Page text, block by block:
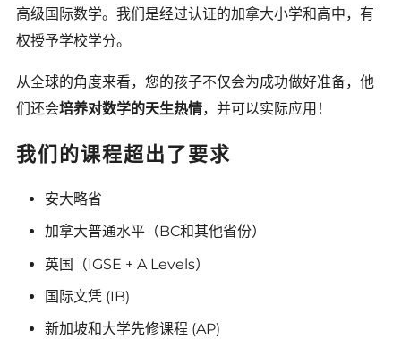
高级国际数学。我们是经过认证的加拿大小学和高中，有
权授予学校学分。
从全球的角度来看，您的孩子不仅会为成功做好准备，他
们还会培养对数学的天生热情，并可以实际应用！
我们的课程超出了要求
安大略省
加拿大普通水平（BC和其他省份）
英国（IGSE + A Levels）
国际文凭 (IB)
新加坡和大学先修课程 (AP)